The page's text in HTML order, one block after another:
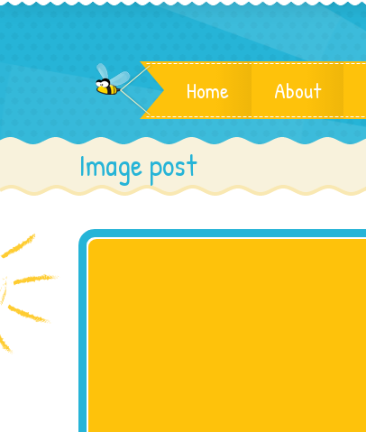
Home About
Image post